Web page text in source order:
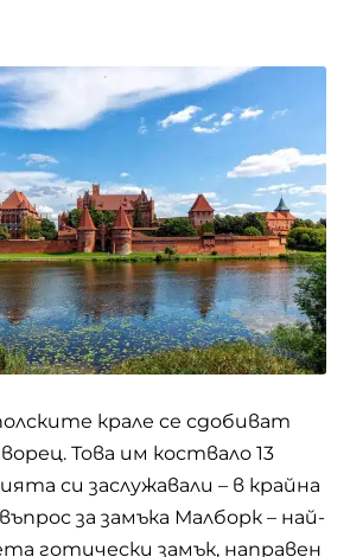
крале се сдобиват
Това им коствало 13
си заслужавали – в крайна
за замъка Малборк – най-
готически замък, направен